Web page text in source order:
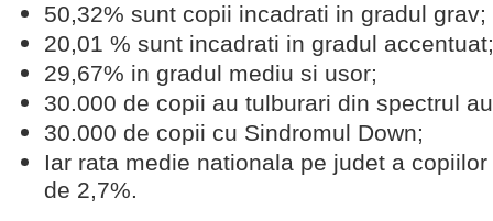
50,32% sunt copii incadrati in gradul grav;
20,01 % sunt incadrati in gradul accentuat;
29,67% in gradul mediu si usor;
30.000 de copii au tulburari din spectrul
30.000 de copii cu Sindromul Down;
Iar rata medie nationala pe judet a
de 2,7%.